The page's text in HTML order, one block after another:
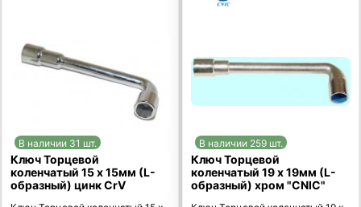
В наличии 31 шт.
Ключ Торцевой
коленчатый 15 х 15мм (L-
образный) цинк CrV
В наличии 259 шт.
Ключ Торцевой
коленчатый 19 х 19мм (L-
образный) хром "CNIC"